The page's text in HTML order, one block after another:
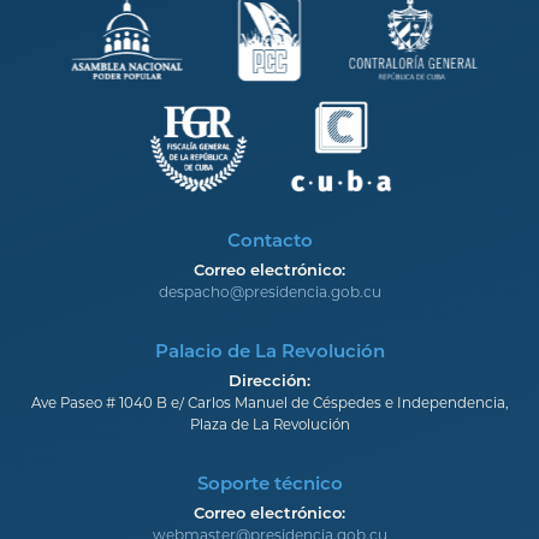
Contacto
Correo electrónico:
despacho@presidencia.gob.cu
Palacio de La Revolución
Dirección:
Ave Paseo # 1040 B e/ Carlos Manuel de Céspedes e Independencia,
Plaza de La Revolución
Soporte técnico
Correo electrónico:
webmaster@presidencia.gob.cu